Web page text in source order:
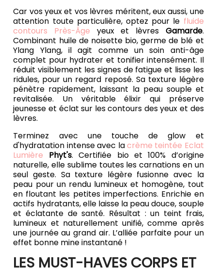
Car vos yeux et vos lèvres méritent, eux aussi, une
attention toute particulière, optez pour le fluide
contours Près-Âge yeux et lèvres Gamarde.
Combinant huile de noisette bio, germe de blé et
Ylang Ylang, il agit comme un soin anti-âge
complet pour hydrater et tonifier intensément. Il
réduit visiblement les signes de fatigue et lisse les
ridules, pour un regard reposé. Sa texture légère
pénètre rapidement, laissant la peau souple et
revitalisée. Un véritable élixir qui préserve
jeunesse et éclat sur les contours des yeux et des
lèvres.
Terminez avec une touche de glow et
d'hydratation intense avec lacrème teintée Eclat
Lumière
Phyt's. Certifiée bio et 100% d’origine
naturelle, elle sublime toutes les carnations en un
seul geste. Sa texture légère fusionne avec la
peau pour un rendu lumineux et homogène, tout
en floutant les petites imperfections. Enrichie en
actifs hydratants, elle laisse la peau douce, souple
et éclatante de santé. Résultat : un teint frais,
lumineux et naturellement unifié, comme après
une journée au grand air. L’alliée parfaite pour un
effet bonne mine instantané !
LES MUST-HAVES CORPS ET